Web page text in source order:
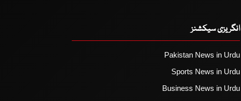
انگریزی سیکشنز
Pakistan News in Urdu
Sports News in Urdu
Business News in Urdu